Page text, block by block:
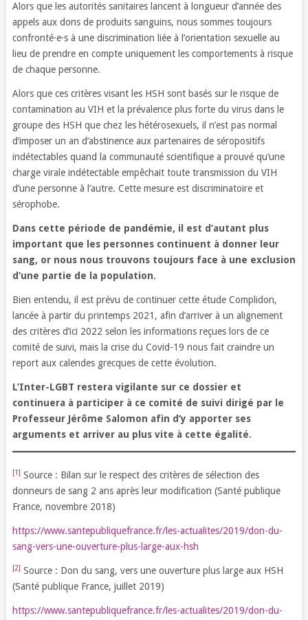
Alors que les autorités sanitaires lancent à longueur d’année des
appels aux dons de produits sanguins, nous sommes toujours
confronté·e·s à une discrimination liée à l’orientation sexuelle au
lieu de prendre en compte uniquement les comportements à risque
de chaque personne.
Alors que ces critères visant les HSH sont basés sur le risque de
contamination au VIH et la prévalence plus forte du virus dans le
groupe des HSH que chez les hétérosexuels, il n’est pas normal
d’imposer un an d’abstinence aux partenaires de séropositifs
indétectables quand la communauté scientifique a prouvé qu’une
charge virale indétectable empêchait toute transmission du VIH
d’une personne à l’autre. Cette mesure est discriminatoire et
sérophobe.
Dans cette période de pandémie, il est d’autant plus
important que les personnes continuent à donner leur
sang, or nous nous trouvons toujours face à une exclusion
d’une partie de la population.
Bien entendu, il est prévu de continuer cette étude Complidon,
lancée à partir du printemps 2021, afin d’arriver à un alignement
des critères d’ici 2022 selon les informations reçues lors de ce
comité de suivi, mais la crise du Covid-19 nous fait craindre un
report aux calendes grecques de cette évolution.
L’Inter-LGBT restera vigilante sur ce dossier et
continuera à participer à ce comité de suivi dirigé par le
Professeur Jérôme Salomon afin d’y apporter ses
arguments et arriver au plus vite à cette égalité.
[1] Source : Bilan sur le respect des critères de sélection des
donneurs de sang 2 ans après leur modification (Santé publique
France, novembre 2018)
https://www.santepubliquefrance.fr/les-actualites/2019/don-du-
sang-vers-une-ouverture-plus-large-aux-hsh
[2] Source : Don du sang, vers une ouverture plus large aux HSH
(Santé publique France, juillet 2019)
https://www.santepubliquefrance.fr/les-actualites/2019/don-du-